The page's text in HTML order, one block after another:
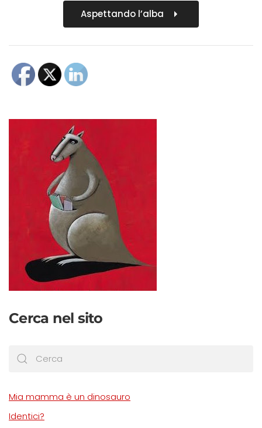
Aspettando l’alba
Cerca nel sito
Mia mamma è un dinosauro
Identici?